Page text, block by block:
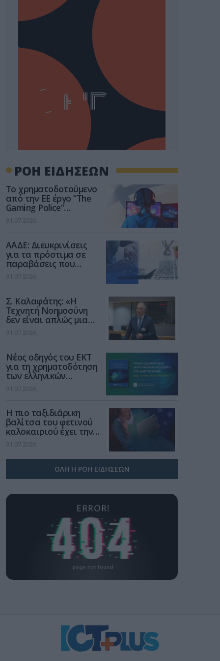
ΡΟΗ ΕΙΔΗΣΕΩΝ
Το χρηματοδοτούμενο
από την ΕΕ έργο “The
Gaming Police”
ενισχύει την ασφάλεια
των παιδιών στο
31.07.2026
ΑΑΔΕ: Διευκρινίσεις
για τα πρόστιμα σε
παραβάσεις που
αφορούν τους ΦΗΜ
31.07.2026
Σ. Καλαφάτης: «Η
Τεχνητή Νοημοσύνη
δεν είναι απλώς μια
νέα τεχνολογία, είναι
μια νέα βιομηχανική
31.07.2026
Νέος οδηγός του ΕΚΤ
για τη χρηματοδότηση
των ελληνικών
επιχειρήσεων στον
χώρο της άμυνας
31.07.2026
Η πιο ταξιδιάρικη
βαλίτσα του φετινού
καλοκαιριού έχει την
υπογραφή της Xiaomi
31.07.2026
ΟΛΗ Η ΡΟΗ ΕΙΔΗΣΕΩΝ